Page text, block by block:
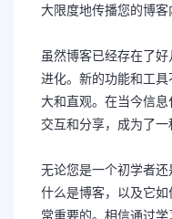
大限度地传播您的博客
虽然博客已经存在了
进化。新的功能和工
大和直观。在当今信息
交互和分享，成为了一
无论您是一个初学者
什么是博客，以及它
常重要的。相信通过学